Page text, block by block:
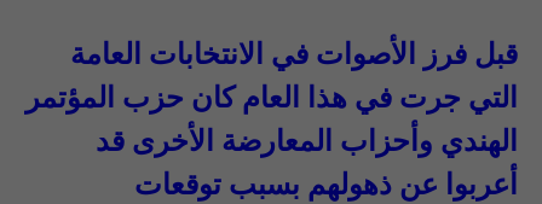
قبل فرز الأصوات في الانتخابات العامة
التي جرت في هذا العام كان حزب المؤتمر
الهندي وأحزاب المعارضة الأخرى قد
أعربوا عن ذهولهم بسبب توقعات